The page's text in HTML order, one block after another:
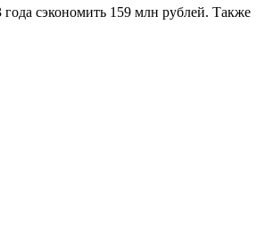
года сэкономить 159 млн рублей. Также